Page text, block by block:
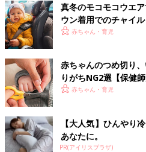
真冬のモコモコウエ
ウン着用でのチャイ
険【小児科医】
赤ちゃん・育児
赤ちゃんのつめ切り
りがちNG2選【保健師
赤ちゃん・育児
【大人気】ひんやり
あなたに。
PR(アイリスプラザ)